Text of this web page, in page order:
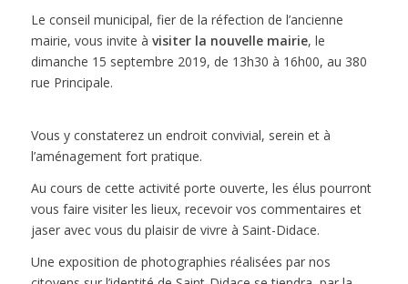
Le conseil municipal, fier de la réfection de l’ancienne
mairie, vous invite à visiter la nouvelle mairie, le
dimanche 15 septembre 2019, de 13h30 à 16h00, au 380
rue Principale.
Vous y constaterez un endroit convivial, serein et à
l’aménagement fort pratique.
Au cours de cette activité porte ouverte, les élus pourront
vous faire visiter les lieux, recevoir vos commentaires et
jaser avec vous du plaisir de vivre à Saint-Didace.
Une exposition de photographies réalisées par nos